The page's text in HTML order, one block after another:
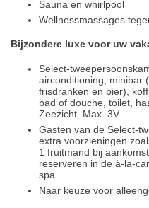
Sauna en whirlpool
Wellnessmassages
Bijzondere luxe voor uw
Select-
airconditioning, minibar
frisdranken en bier),
bad of douche, toilet,
Zeezicht. Max. 3V
Gasten van de Select-
extra voorzieningen
1 fruitmand bij
reserveren in de à-la-
spa.
Naar keuze voor